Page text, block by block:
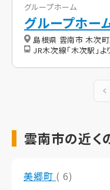
グループホーム
グループホー
島根県 雲南市 木次
JR木次線「木次駅」
雲南市の近く
美郷町 ( 6)